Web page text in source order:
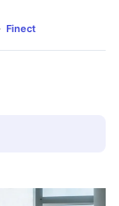
Finect